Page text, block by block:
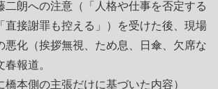
二朗への注意（「人格や仕事を否定する
直接謝罪も控える」）を受けた後、現場
悪化（挨拶無視、ため息、日傘、欠席な
報道。
橋本側の主張だけに基づいた内容）